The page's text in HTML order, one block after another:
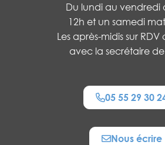
Du lundi au vendredi
12h et un samedi
Les après-midis sur
avec la secrétaire
05 55 29 30
Nous écrire